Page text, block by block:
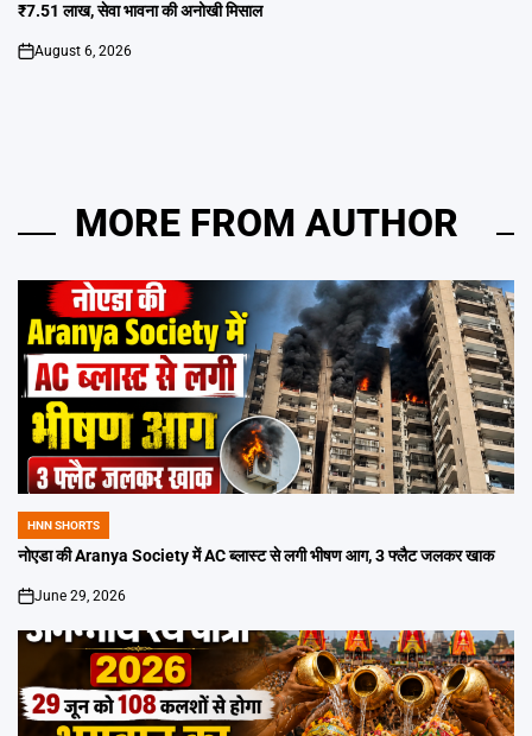
₹7.51 लाख, सेवा भावना की अनोखी मिसाल
on
August 6, 2026
MORE FROM AUTHOR
POSTED
IN
HNN SHORTS
नोएडा की Aranya Society में AC ब्लास्ट से लगी भीषण आग, 3 फ्लैट जलकर खाक
on
June 29, 2026